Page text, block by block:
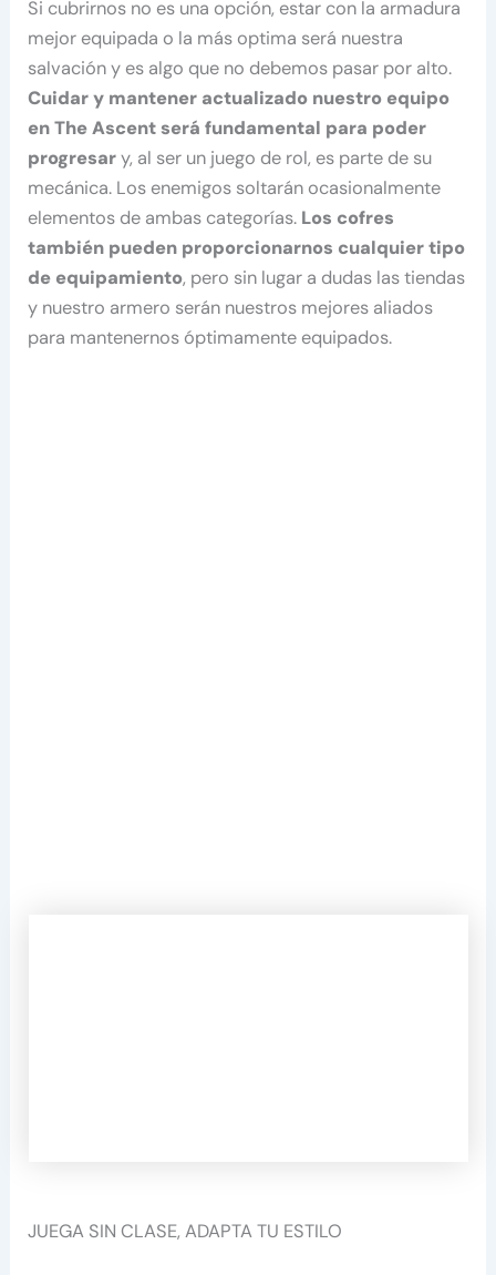
Si cubrirnos no es una opción, estar con la armadura
mejor equipada o la más optima será nuestra
salvación y es algo que no debemos pasar por alto.
Cuidar y mantener actualizado nuestro equipo
en The Ascent será fundamental para poder
progresary, al ser un juego de rol, es parte de su
mecánica. Los enemigos soltarán ocasionalmente
elementos de ambas categorías. Los cofres
también pueden proporcionarnos cualquier tipo
de equipamiento, pero sin lugar a dudas las tiendas
y nuestro armero serán nuestros mejores aliados
para mantenernos óptimamente equipados.
JUEGA SIN CLASE, ADAPTA TU ESTILO